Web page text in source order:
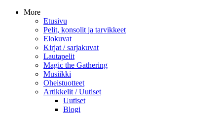
More
Etusivu
Pelit, konsolit ja tarvikkeet
Elokuvat
Kirjat / sarjakuvat
Lautapelit
Magic the Gathering
Musiikki
Oheistuotteet
Artikkelit / Uutiset
Uutiset
Blogi